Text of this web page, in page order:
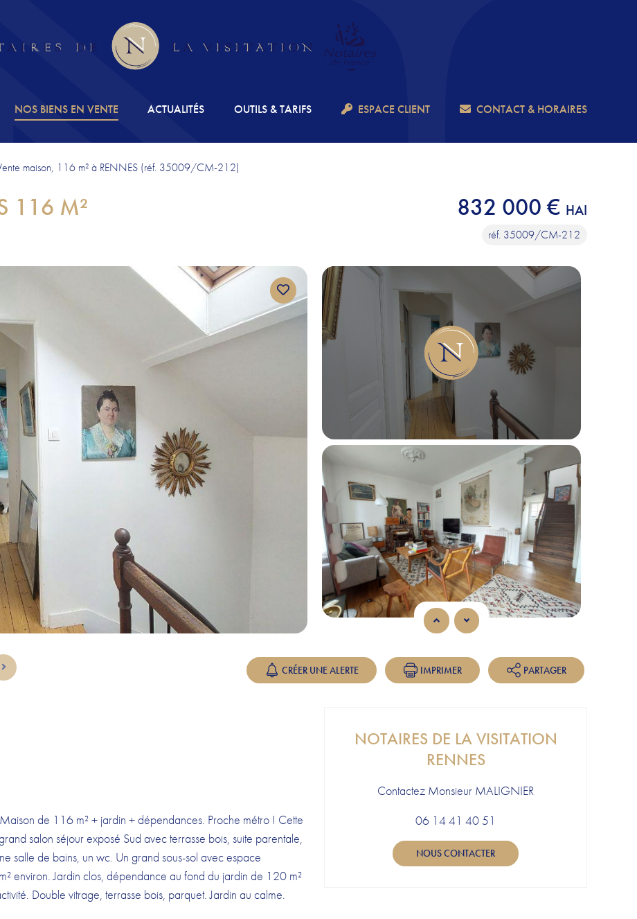
NOS BIENS EN VENTE ACTUALITÉS OUTILS & TARIFS ESPACE CLIENT CONTACT & HORAIRES
maison, 116 m² à RENNES (réf. 35009/CM-212)
116 M² 832 000 € HAI
réf. 35009/CM-212
CRÉER UNE ALERTE IMPRIMER PARTAGER
de 116 m² + jardin + dépendances. Proche métro ! Cette
salon séjour exposé Sud avec terrasse bois, suite parentale,
salle de bains, un wc. Un grand sous-sol avec espace
environ. Jardin clos, dépendance au fond du jardin de 120 m²
Double vitrage, terrasse bois, parquet. Jardin au calme.
NOTAIRES DE LA VISITATION
RENNES
Contactez Monsieur MALIGNIER
06 14 41 40 51
NOUS CONTACTER
PRÉSENTATION DE L'ETUDE
NOS SERVICES
ESPACE CLIENT
CONTACT & HORAIRES